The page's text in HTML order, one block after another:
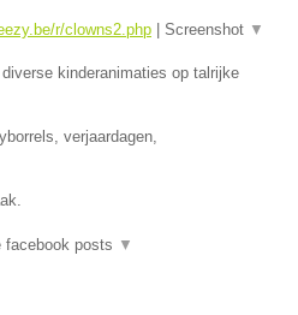
r/clowns2.php Screenshot ▼
kinderanimaties op talrijke
verjaardagen,
facebook posts ▼